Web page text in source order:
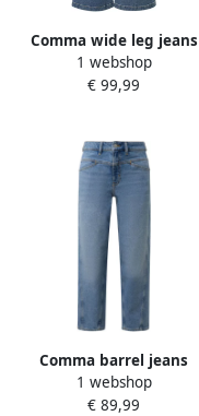
Comma wide leg jeans
lichtblauw
1 webshop
€ 99,99
Comma barrel jeans
mediumblauw
1 webshop
€ 89,99